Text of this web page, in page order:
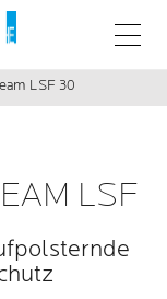
LSF 30
LSF